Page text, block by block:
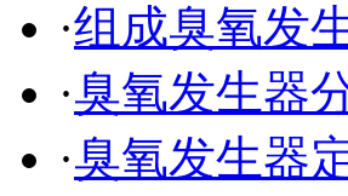
·组成臭氧发
·臭氧发生器
·臭氧发生器